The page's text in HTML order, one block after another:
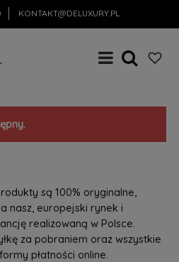
KONTAKT@DELUXURY.PL
są 100% oryginalne,
nasz, europejski rynek i
realizowaną w Polsce.
za pobraniem oraz wszystkie
płatności online.